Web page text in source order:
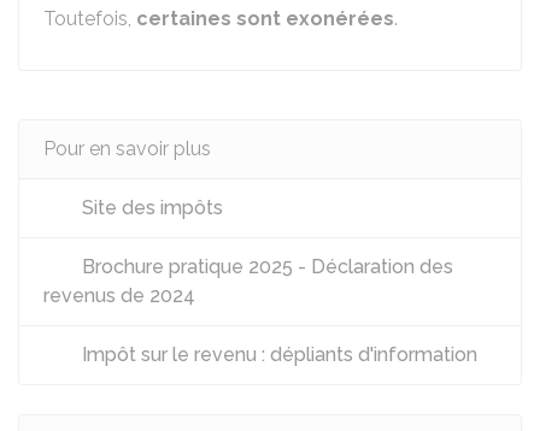
Toutefois, certaines sont exonérées.
Pour en savoir plus
Site des impôts
Brochure pratique 2025 - Déclaration des
revenus de 2024
Impôt sur le revenu : dépliants d'information